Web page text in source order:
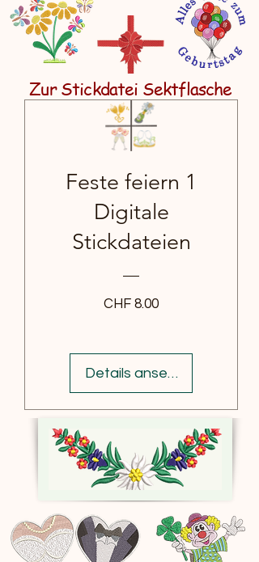
Zur Stickdatei Sektflasche
Feste feiern 1
Digitale
Stickdateien
CHF 8.00Preis
Details ansehen